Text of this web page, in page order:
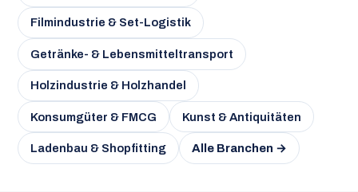
Filmindustrie & Set-Logistik
Getränke- & Lebensmitteltransport
Holzindustrie & Holzhandel
Konsumgüter & FMCG Kunst & Antiquitäten
Ladenbau & Shopfitting Alle Branchen →